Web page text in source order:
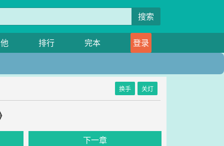
搜索
排行 完本 登录
换手 关灯
下一章